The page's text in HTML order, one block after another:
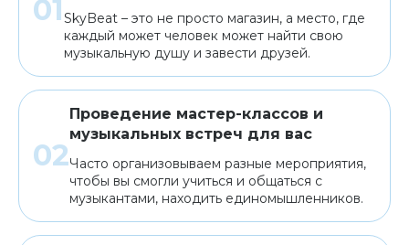
SkyBeat – это не просто магазин, а место, где
каждый может человек может найти свою
музыкальную душу и завести друзей.
Проведение мастер-классов и
музыкальных встреч для вас
Часто организовываем разные мероприятия,
чтобы вы смогли учиться и общаться с
музыкантами, находить единомышленников.